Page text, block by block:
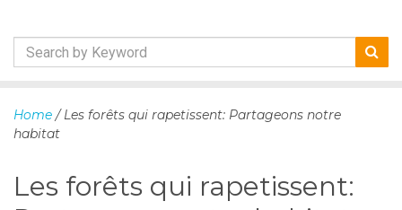
kHome / Les forêts qui rapetissent: Partageons notre
habitat
Les forêts qui rapetissent: